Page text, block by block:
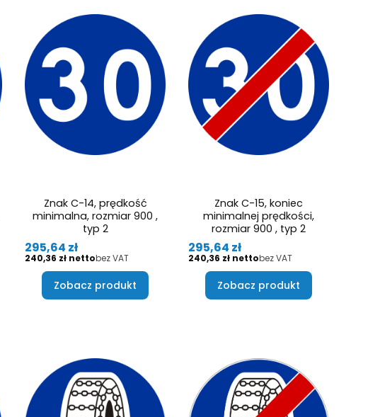
Znak C-14, prędkość
minimalna, rozmiar 900 ,
typ 2
Cena
295,64 zł
Cena
240,36 zł bez VAT
Zobacz produkt
Znak C-15, koniec
minimalnej prędkości,
rozmiar 900 , typ 2
Cena
295,64 zł
Cena
240,36 zł bez VAT
Zobacz produkt